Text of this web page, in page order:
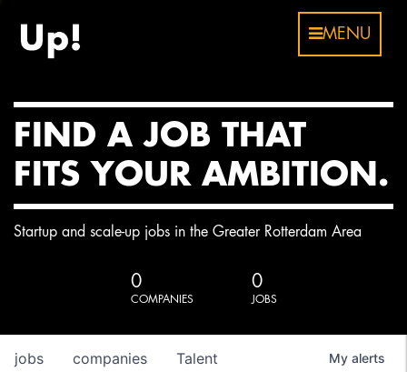
MENU
FIND A JOB THAT
FITS YOUR AMBITION.
Startup and scale-up jobs in the Greater Rotterdam Area
0
COMPANIES
0
JOBS
jobs companies Talent My alerts